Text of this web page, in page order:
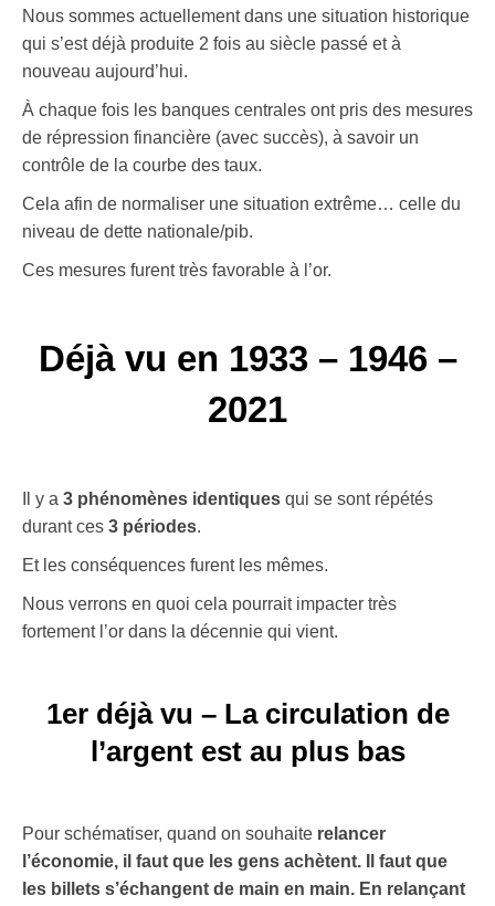
Nous sommes actuellement dans une situation historique
qui s’est déjà produite 2 fois au siècle passé et à
nouveau aujourd’hui.
À chaque fois les banques centrales ont pris des mesures
de répression financière (avec succès), à savoir un
contrôle de la courbe des taux.
Cela afin de normaliser une situation extrême… celle du
niveau de dette nationale/pib.
Ces mesures furent très favorable à l’or.
Déjà vu en 1933 – 1946 –
2021
Il y a 3 phénomènes identiques qui se sont répétés
durant ces 3 périodes.
Et les conséquences furent les mêmes.
Nous verrons en quoi cela pourrait impacter très
fortement l’or dans la décennie qui vient.
1er déjà vu – La circulation de
l’argent est au plus bas
Pour schématiser, quand on souhaite relancer
l’économie, il faut que les gens achètent. Il faut que
les billets s’échangent de main en main. En relançant